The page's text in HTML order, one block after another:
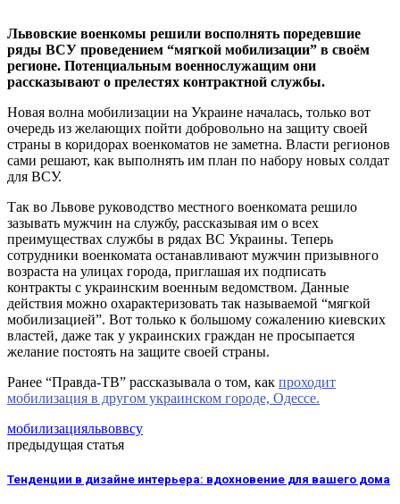
Львовские военкомы решили восполнять поредевшие
ряды ВСУ проведением “мягкой мобилизации” в своём
регионе. Потенциальным военнослужащим они
рассказывают о прелестях контрактной службы.
Новая волна мобилизации на Украине началась, только вот
очередь из желающих пойти добровольно на защиту своей
страны в коридорах военкоматов не заметна. Власти регионов
сами решают, как выполнять им план по набору новых солдат
для ВСУ.
Так во Львове руководство местного военкомата решило
зазывать мужчин на службу, рассказывая им о всех
преимуществах службы в рядах ВС Украины. Теперь
сотрудники военкомата останавливают мужчин призывного
возраста на улицах города, приглашая их подписать
контракты с украинским военным ведомством. Данные
действия можно охарактеризовать так называемой “мягкой
мобилизацией”. Вот только к большому сожалению киевских
властей, даже так у украинских граждан не просыпается
желание постоять на защите своей страны.
Ранее “Правда-ТВ” рассказывала о том, как проходит
мобилизация в другом украинском городе, Одессе.
мобилизацияльвоввсу
предыдущая статья
Тенденции в дизайне интерьера: вдохновение для вашего дома